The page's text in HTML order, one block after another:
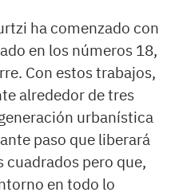
ha comenzado con
en los números 18,
Con estos trabajos,
alrededor de tres
urbanística
paso que liberará
cuadrados pero que,
en todo lo